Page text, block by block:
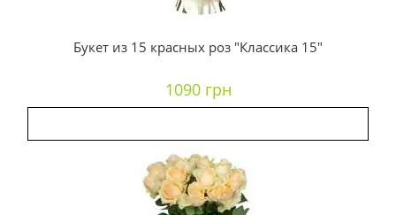
Букет из 15 красных роз "Классика 15"
1090 грн